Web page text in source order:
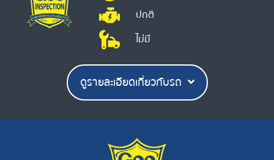
ปกติ
ไม่มี
ดูรายละเอียดเกี่ยวกับรถ